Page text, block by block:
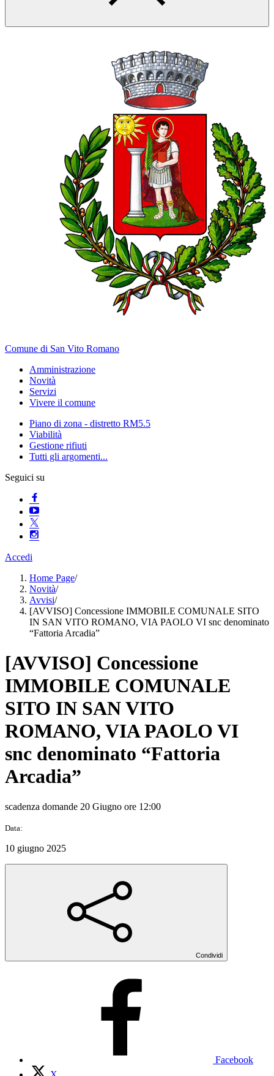
Comune di San Vito Romano
Amministrazione
Novità
Servizi
Vivere il comune
Piano di zona - distretto RM5.5
Viabilità
Gestione rifiuti
Tutti gli argomenti...
Seguici su
Accedi
Home Page/
Novità/
Avvisi/
[AVVISO] Concessione IMMOBILE COMUNALE SITO
IN SAN VITO ROMANO, VIA PAOLO VI snc denominato
“Fattoria Arcadia”
[AVVISO] Concessione
IMMOBILE COMUNALE
SITO IN SAN VITO
ROMANO, VIA PAOLO VI
snc denominato “Fattoria
Arcadia”
scadenza domande 20 Giugno ore 12:00
Data:
10 giugno 2025
Condividi
Facebook